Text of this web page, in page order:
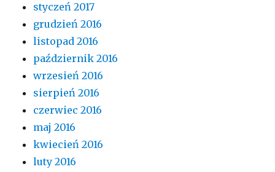
styczeń 2017
grudzień 2016
listopad 2016
październik 2016
wrzesień 2016
sierpień 2016
czerwiec 2016
maj 2016
kwiecień 2016
luty 2016